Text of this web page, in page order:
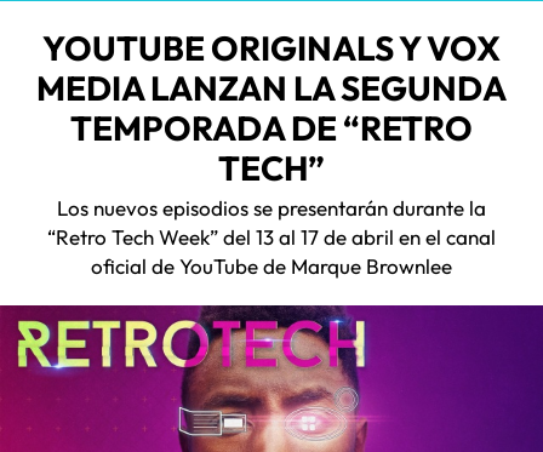
YOUTUBE ORIGINALS Y VOX
MEDIA LANZAN LA SEGUNDA
TEMPORADA DE “RETRO
TECH”
Los nuevos episodios se presentarán durante la
“Retro Tech Week” del 13 al 17 de abril en el canal
oficial de YouTube de Marque Brownlee